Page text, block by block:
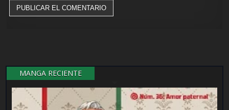
MANGA RECIENTE